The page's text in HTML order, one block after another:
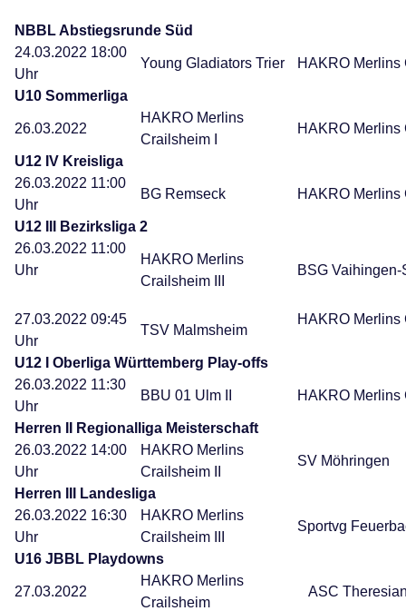
NBBL Abstiegsrunde Süd
24.03.2022 18:00
Uhr
Young Gladiators Trier HAKRO
U10 Sommerliga
26.03.2022
HAKRO Merlins
Crailsheim I
HAKRO
U12 IV Kreisliga
26.03.2022 11:00
Uhr
BG Remseck HAKRO Merlins
U12 III Bezirksliga 2
26.03.2022 11:00
Uhr
27.03.2022 09:45
Uhr
HAKRO Merlins
Crailsheim III
TSV Malmsheim
BSG
HAKRO Merlins
U12 I Oberliga Württemberg Play-offs
26.03.2022 11:30
Uhr
BBU 01 Ulm II HAKRO Merlins
Herren II Regionalliga Meisterschaft
26.03.2022 14:00
Uhr
HAKRO Merlins
Crailsheim II
SV Möhringen
Herren III Landesliga
26.03.2022 16:30
Uhr
HAKRO Merlins
Crailsheim III
Sportvg
U16 JBBL Playdowns
27.03.2022
HAKRO Merlins
Crailsheim
ASC